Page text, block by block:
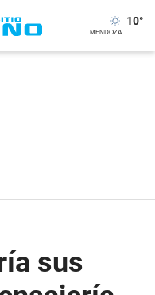
10°
sus